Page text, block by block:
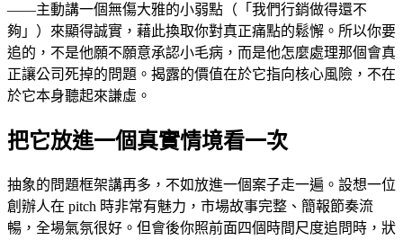
——主動講一個無傷大雅的小弱點（「我們行銷做得還不
夠」）來顯得誠實，藉此換取你對真正痛點的鬆懈。所以你要
追的，不是他願不願意承認小毛病，而是他怎麼處理那個會真
正讓公司死掉的問題。揭露的價值在於它指向核心風險，不在
於它本身聽起來謙虛。
把它放進一個真實情境看一次
抽象的問題框架講再多，不如放進一個案子走一遍。設想一位
創辦人在 pitch 時非常有魅力，市場故事完整、簡報節奏流
暢，全場氣氛很好。但會後你照前面四個時間尺度追問時，狀